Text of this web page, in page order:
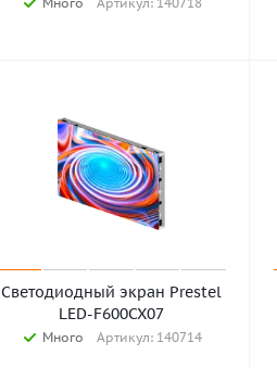
Светодиодный экран Prestel
LED-F600CX07
Много Артикул: 140714